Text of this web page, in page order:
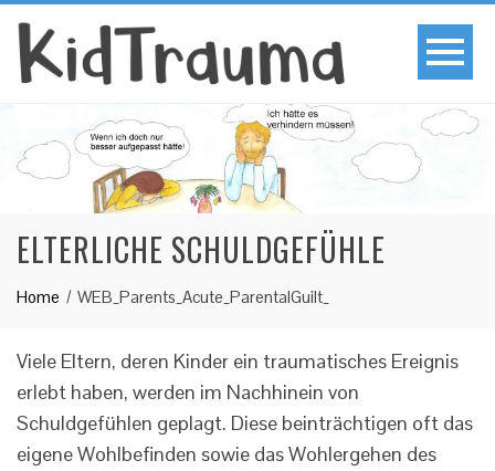
ELTERLICHE SCHULDGEFÜHLE
Home WEB_Parents_Acute_ParentalGuilt_
Viele Eltern, deren Kinder ein traumatisches Ereignis
erlebt haben, werden im Nachhinein von
Schuldgefühlen geplagt. Diese beinträchtigen oft das
eigene Wohlbefinden sowie das Wohlergehen des